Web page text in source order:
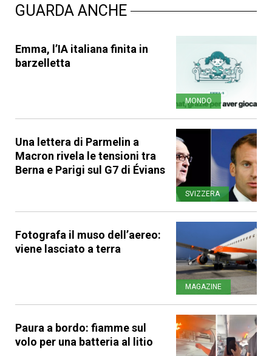
GUARDA ANCHE
Emma, l’IA italiana finita in
barzelletta
MONDO
Una lettera di Parmelin a
Macron rivela le tensioni tra
Berna e Parigi sul G7 di Évians
SVIZZERA
Fotografa il muso dell’aereo:
viene lasciato a terra
MAGAZINE
Paura a bordo: fiamme sul
volo per una batteria al litio